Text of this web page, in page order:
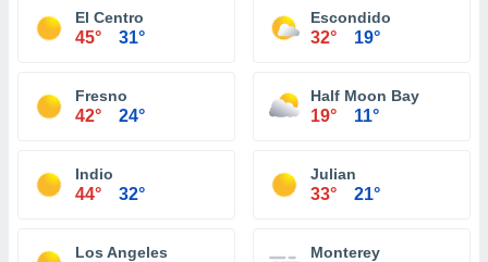
El Centro
45° 31°
Escondido
32° 19°
Fresno
42° 24°
Half Moon Bay
19° 11°
Indio
44° 32°
Julian
33° 21°
Los Angeles Monterey